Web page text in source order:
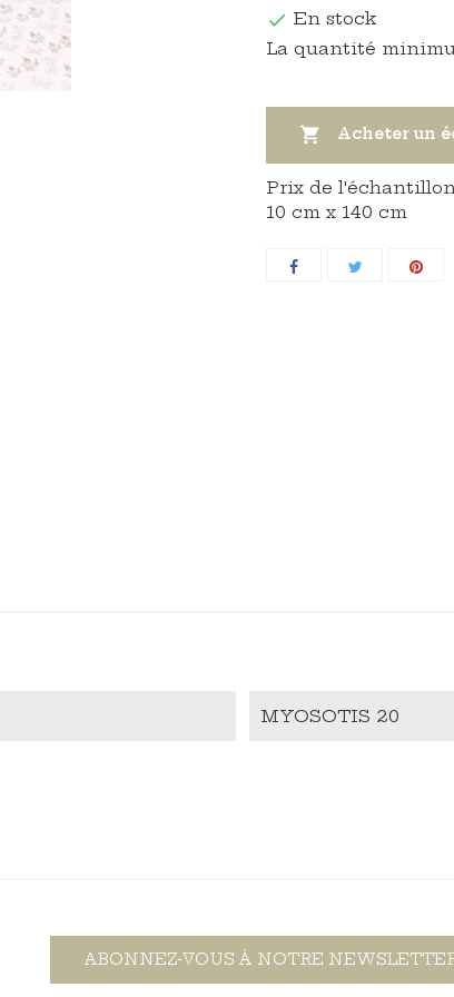
 En stock
La quantité
 Acheter un
Prix ​​de
10 cm x 140 cm
MYOSOTIS 20
ABONNEZ-VOUS À NOTRE